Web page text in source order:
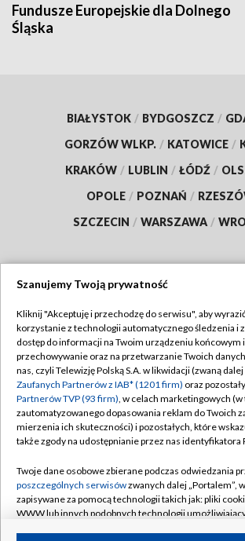
Fundusze Europejskie dla Dolnego
Śląska
BIAŁYSTOK / BYDGOSZCZ /
GORZÓW WLKP. / KATOWICE /
KRAKÓW / LUBLIN / ŁÓDŹ /
OPOLE / POZNAŃ /
SZCZECIN / WARSZAWA /
TVP
Abonament TVP
Emisja w TVP
Centrum informacji TVP
Naziemna Telewizja Cyfrowa
Rada Programowa
System NOS
Informacje o nadawcy
Regulamin TVP
Polityka prywatności
Moje zgody
Pomoc
Kontakt
Kanały
Szanujemy Twoją prywatność
Kliknij "Akceptuję i przechodzę do serwisu", aby
korzystanie z technologii automatycznego śledzenia i
dostęp do informacji na Twoim urządzeniu końcowym
przechowywanie oraz na przetwarzanie Twoich
nas, czyli Telewizję Polską S.A. w likwidacji (zwaną dalej
Zaufanych Partnerów z IAB* (1201 firm) oraz
Partnerów TVP (93 firm), w celach marketingowych (w
zautomatyzowanego dopasowania reklam do Twoich
mierzenia ich skuteczności) i pozostałych, które
także zgody na udostępnianie przez nas identyfikatora
Twoje dane osobowe zbierane podczas odwiedzania
poszczególnych serwisówzwanych dalej „Portalem”,
zapisywane za pomocą technologii takich jak: pliki
WWW lub innych podobnych technologii